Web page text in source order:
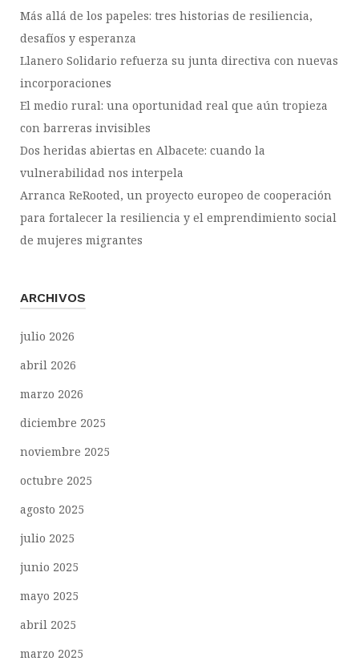
Más allá de los papeles: tres historias de resiliencia,
desafíos y esperanza
Llanero Solidario refuerza su junta directiva con nuevas
incorporaciones
El medio rural: una oportunidad real que aún tropieza
con barreras invisibles
Dos heridas abiertas en Albacete: cuando la
vulnerabilidad nos interpela
Arranca ReRooted, un proyecto europeo de cooperación
para fortalecer la resiliencia y el emprendimiento social
de mujeres migrantes
ARCHIVOS
julio 2026
abril 2026
marzo 2026
diciembre 2025
noviembre 2025
octubre 2025
agosto 2025
julio 2025
junio 2025
mayo 2025
abril 2025
marzo 2025